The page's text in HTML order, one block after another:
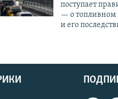
поступает
— о топливном
и его